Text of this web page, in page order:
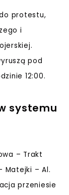
protestu,
i
pod
12:00.
systemu
– Trakt
Matejki – Al.
przeniesie